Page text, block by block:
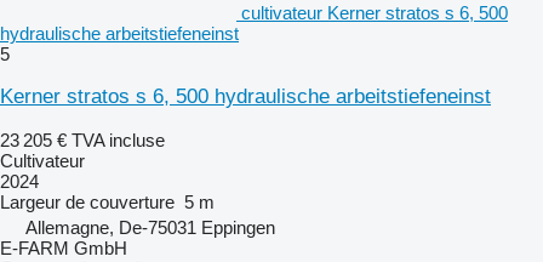
cultivateur Kerner stratos s 6, 500
hydraulische arbeitstiefeneinst
5
Kerner stratos s 6, 500 hydraulische arbeitstiefeneinst
23 205 € TVA incluse
Cultivateur
2024
Largeur de couverture 5 m
Allemagne, De-75031 Eppingen
E-FARM GmbH